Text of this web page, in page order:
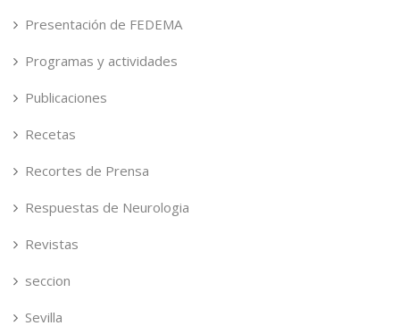
Presentación de FEDEMA
Programas y actividades
Publicaciones
Recetas
Recortes de Prensa
Respuestas de Neurologia
Revistas
seccion
Sevilla